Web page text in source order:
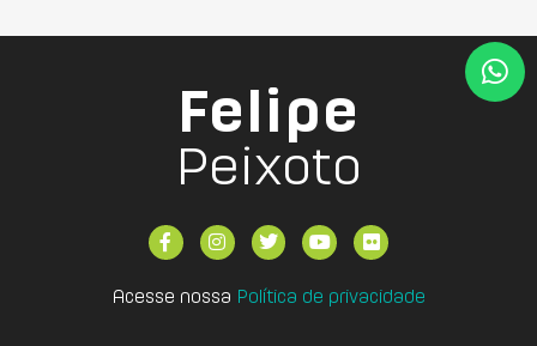
Felipe
Peixoto
Acesse nossa Política de privacidade